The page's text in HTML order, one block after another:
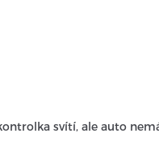
svítí, ale auto